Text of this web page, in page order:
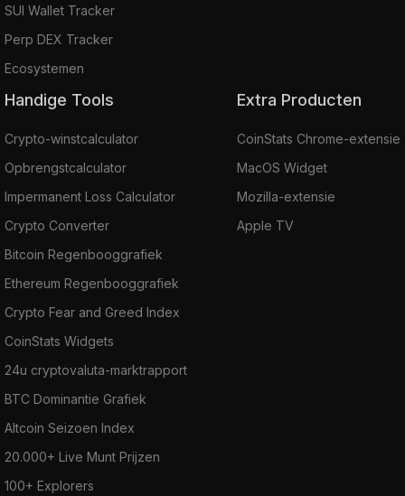
SUI Wallet Tracker
Perp DEX Tracker
Ecosystemen
Handige Tools
Crypto-winstcalculator
Opbrengstcalculator
Impermanent Loss Calculator
Crypto Converter
Bitcoin Regenbooggrafiek
Ethereum Regenbooggrafiek
Crypto Fear and Greed Index
CoinStats Widgets
24u cryptovaluta-marktrapport
BTC Dominantie Grafiek
Altcoin Seizoen Index
20.000+ Live Munt Prijzen
100+ Explorers
Extra Producten
CoinStats Chrome-extensie
MacOS Widget
Mozilla-extensie
Apple TV